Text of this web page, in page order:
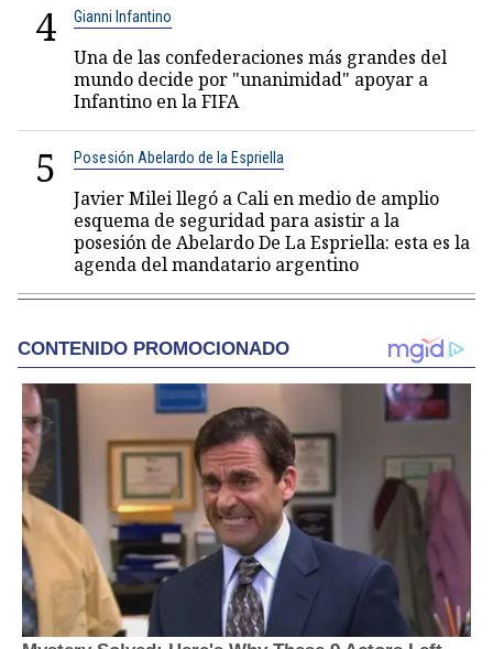
4 Gianni Infantino
Una de las confederaciones más grandes del
mundo decide por "unanimidad" apoyar a
Infantino en la FIFA
5 Posesión Abelardo de la Espriella
Javier Milei llegó a Cali en medio de amplio
esquema de seguridad para asistir a la
posesión de Abelardo De La Espriella: esta es la
agenda del mandatario argentino